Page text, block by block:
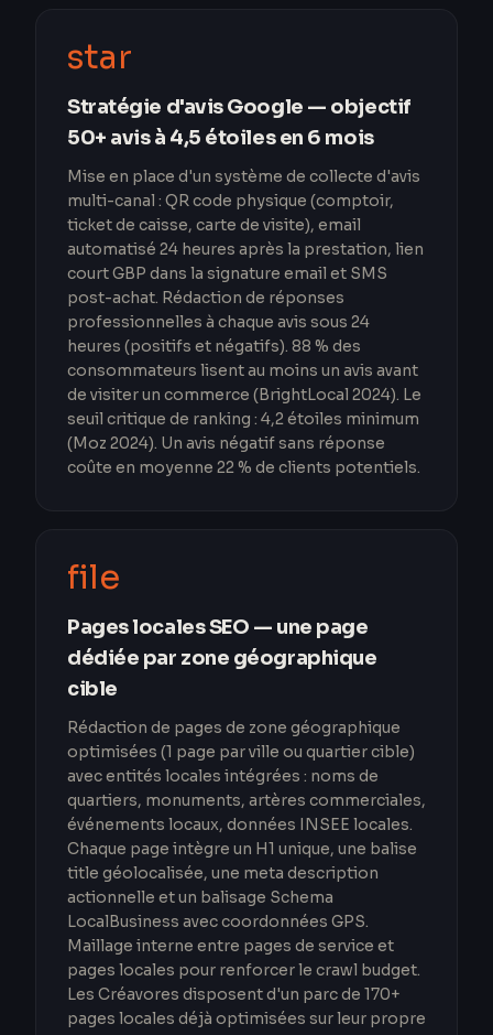
star
Stratégie d'avis Google — objectif
50+ avis à 4,5 étoiles en 6 mois
Mise en place d'un système de collecte d'avis
multi-canal : QR code physique (comptoir,
ticket de caisse, carte de visite), email
automatisé 24 heures après la prestation, lien
court GBP dans la signature email et SMS
post-achat. Rédaction de réponses
professionnelles à chaque avis sous 24
heures (positifs et négatifs). 88 % des
consommateurs lisent au moins un avis avant
de visiter un commerce (BrightLocal 2024). Le
seuil critique de ranking : 4,2 étoiles minimum
(Moz 2024). Un avis négatif sans réponse
coûte en moyenne 22 % de clients potentiels.
file
Pages locales SEO — une page
dédiée par zone géographique
cible
Rédaction de pages de zone géographique
optimisées (1 page par ville ou quartier cible)
avec entités locales intégrées : noms de
quartiers, monuments, artères commerciales,
événements locaux, données INSEE locales.
Chaque page intègre un H1 unique, une balise
title géolocalisée, une meta description
actionnelle et un balisage Schema
LocalBusiness avec coordonnées GPS.
Maillage interne entre pages de service et
pages locales pour renforcer le crawl budget.
Les Créavores disposent d'un parc de 170+
pages locales déjà optimisées sur leur propre